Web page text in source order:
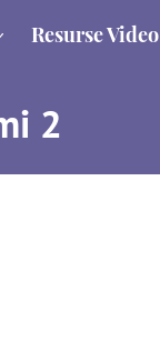
Resurse Video
2